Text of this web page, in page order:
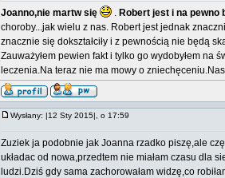
Joanno,nie martw się . Robert jest i na pewno
choroby...jak wielu z nas. Robert jest jednak
znacznie się dokształciły i z pewnością nie będą
Zauważyłem pewien fakt i tylko go wydobyłem na
leczenia.Na teraz nie ma mowy o
Wysłany: |12 Sty 2015|, o 17:59
Zuziek ja podobnie jak Joanna rzadko piszę,ale
układac od nowa,przedtem nie miałam czasu dla
ludzi.Dziś gdy sama zachorowałam widzę,co